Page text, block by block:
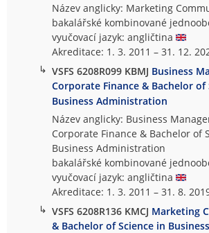
Název anglicky: Marketing
bakalářské kombinované
vyučovací jazyk: angličtina
Akreditace: 1. 3. 2011 – 31. 12.
↳ VSFS 6208R099 KBMJ Business
Corporate Finance & Bachelor of
Business Administration
Název anglicky: Business
Corporate Finance & Bachelor of
Business Administration
bakalářské kombinované
vyučovací jazyk: angličtina
Akreditace: 1. 3. 2011 – 31. 8.
↳ VSFS 6208R136 KMCJ Marketing
& Bachelor of Science in Business